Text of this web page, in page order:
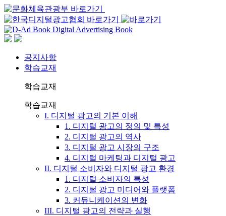
공지사항
학습교재
학습교재
학습교재
I. 디지털 광고의 기본 이해
1. 디지털 광고의 정의 및 특성
2. 디지털 광고의 역사
3. 디지털 광고 시장의 구조
4. 디지털 마케팅과 디지털 광고
II. 디지털 소비자와 디지털 광고 환경
1. 디지털 소비자의 특성
2. 디지털 광고 미디어와 플랫폼
3. 커뮤니케이션의 변화
III. 디지털 광고의 전략과 실행